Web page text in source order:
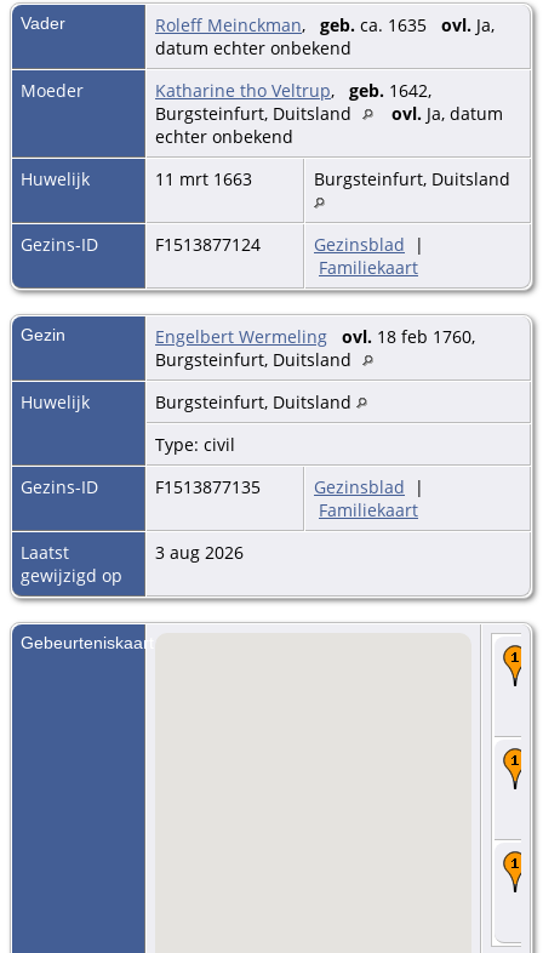
Vader Roleff Meinckman, geb. ca. 1635 ovl. Ja,
datum echter onbekend
Moeder
Katharine tho Veltrup, geb. 1642,
Burgsteinfurt, Duitsland
ovl. Ja, datum
echter onbekend
Huwelijk
11 mrt 1663 Burgsteinfurt, Duitsland
Gezins-ID F1513877124 Gezinsblad |
Familiekaart
Gezin Engelbert Wermeling ovl. 18 feb 1760,
Burgsteinfurt, Duitsland
Huwelijk
Burgsteinfurt, Duitsland
Type: civil
Gezins-ID
F1513877135 Gezinsblad |
Familiekaart
Laatst
gewijzigd op
3 aug 2026
Gebeurteniskaart